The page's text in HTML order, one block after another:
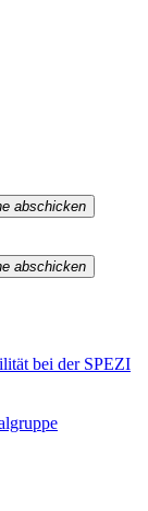
abschicken
abschicken
bei der SPEZI